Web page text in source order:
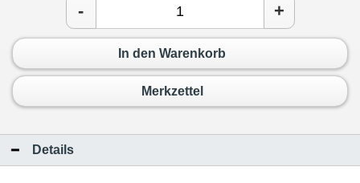
- +
In den Warenkorb
Merkzettel
Details